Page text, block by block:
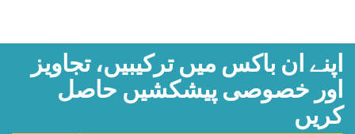
اپنے ان باکس میں ترکیبیں، تجاویز
اور خصوصی پیشکشیں حاصل
کریں